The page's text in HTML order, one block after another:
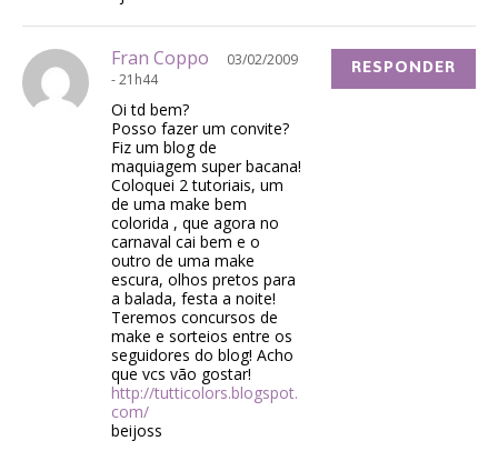
Fran Coppo
03/02/2009
- 21h44
Oi td bem?
Posso fazer um convite?
Fiz um blog de
maquiagem super bacana!
Coloquei 2 tutoriais, um
de uma make bem
colorida , que agora no
carnaval cai bem e o
outro de uma make
escura, olhos pretos para
a balada, festa a noite!
Teremos concursos de
make e sorteios entre os
seguidores do blog! Acho
que vcs vão gostar!
http://tutticolors.blogspot.
com/
beijoss
RESPONDER